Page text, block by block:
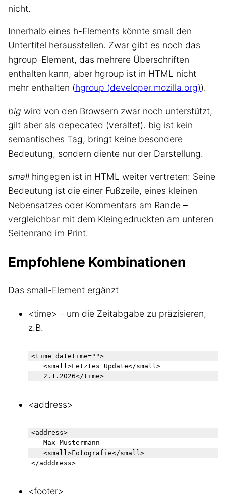
nicht.
Innerhalb eines h-Elements könnte small den
Untertitel herausstellen. Zwar gibt es noch das
hgroup-Element, das mehrere Überschriften
enthalten kann, aber hgroup ist in HTML nicht
mehr enthalten (hgroup (developer.mozilla.org)).
big wird von den Browsern zwar noch unterstützt,
gilt aber als depecated (veraltet). big ist kein
semantisches Tag, bringt keine besondere
Bedeutung, sondern diente nur der Darstellung.
small hingegen ist in HTML weiter vertreten: Seine
Bedeutung ist die einer Fußzeile, eines kleinen
Nebensatzes oder Kommentars am Rande –
vergleichbar mit dem Kleingedruckten am unteren
Seitenrand im Print.
Empfohlene Kombinationen
Das small-Element ergänzt
<time> – um die Zeitabgabe zu präzisieren,
z.B.
<time datetime="">
<address>
<address>
<footer>